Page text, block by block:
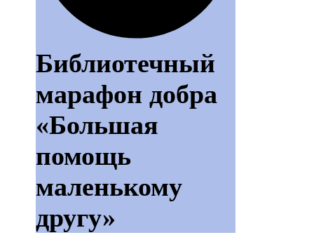
Библиотечный
марафон добра
«Большая
помощь
маленькому
другу»